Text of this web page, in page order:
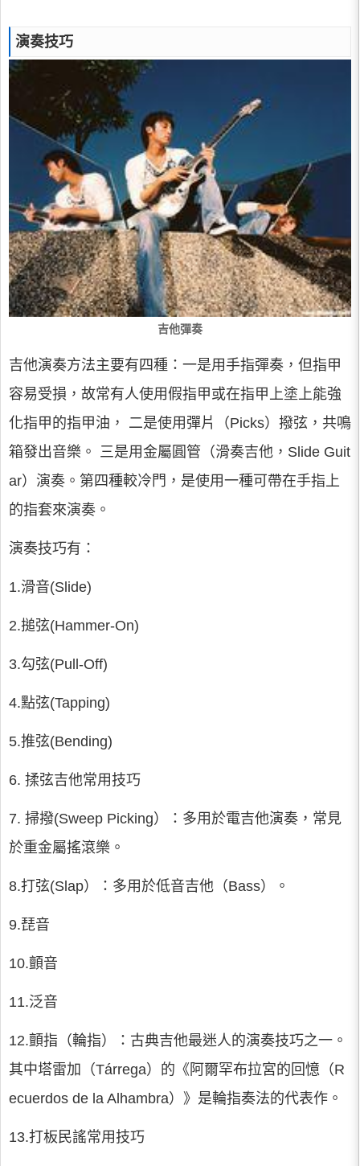
演奏技巧
吉他彈奏
吉他演奏方法主要有四種：一是用手指彈奏，但指甲
容易受損，故常有人使用假指甲或在指甲上塗上能強
化指甲的指甲油， 二是使用彈片（Picks）撥弦，共鳴
箱發出音樂。 三是用金屬圓管（滑奏吉他，Slide Guit
ar）演奏。第四種較冷門，是使用一種可帶在手指上
的指套來演奏。
演奏技巧有：
1.滑音(Slide)
2.搥弦(Hammer-On)
3.勾弦(Pull-Off)
4.點弦(Tapping)
5.推弦(Bending)
6. 揉弦吉他常用技巧
7. 掃撥(Sweep Picking）：多用於電吉他演奏，常見
於重金屬搖滾樂。
8.打弦(Slap）：多用於低音吉他（Bass）。
9.琵音
10.顫音
11.泛音
12.顫指（輪指）：古典吉他最迷人的演奏技巧之一。
其中塔雷加（Tárrega）的《阿爾罕布拉宮的回憶（R
ecuerdos de la Alhambra）》是輪指奏法的代表作。
13.打板民謠常用技巧